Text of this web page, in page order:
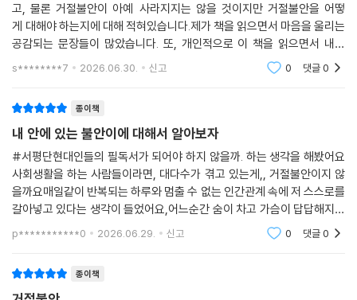
시하면서 동시에 실패의 책임을 100퍼센트 개인에게 전가한다.
저자는 오늘날 한국인이 두 가지 불안을 한 몸에 짊어지고 있다고 진단한
다. 한국인은 체면도 지켜야 하고, 능력도 증명해야 한다. 고개를 숙이면 당
의 모습은 거절불안이 사회와 얼마나 깊숙이 융합되어 있는지를 잘 보여준
다. 거절불안을 개인의 문제로 바라보기보다 사회적 차원에서 접근해야 하
는 이유이다.
생존을 위한 화재경보기에서
끊임없이 울려대는 고장 난 화재경보기로
병리현상으로 발전되곤 하는 거절불안이라는 감정은 왜 우리 모두에게 존
서 찾는다. 아프리카 사바나에서 홀로 남겨진다는 것은 사실상 사형선고였
다. 사자와 하이에나에게 혼자 있는 인간은 가장 쉬운 먹잇감이었다. 수백
고, 물론 거절불안이 아예 사라지지는 않을 것이지만 거절불안을 어떻
게 대해야 하는지에 대해 적혀있습니다.제가 책을 읽으면서 마음을 울리는
공감되는 문장들이 많았습니다. 또, 개인적으로 이 책을 읽으면서 내가
왜 거절불안을 느끼는지, 어떻게 해결해야하는지 잘 몰랐었는데 이 책을
s********7 2026.06.30. 신고 0 댓글0
종이책
내 안에 있는 불안이에 대해서 알아보자
#서평단현대인들의 필독서가 되어야 하지 않을까. 하는 생각을 해봤어요
사회생활을 하는 사람들이라면, 대다수가 겪고 있는게,, 거절불안이지 않
을까요매일같이 반복되는 하루와 멈출 수 없는 인간관계 속에 저 스스로를
갈아넣고 있다는 생각이 들었어요,어느순간 숨이 차고 가슴이 답답해지면
서버스에 앉아서 노래를 듣는데 나도 모르게 눈물이 흐르기도 했답니다..
(쑥스그러면서도 멈
p***********0 2026.06.29. 신고 0 댓글0
종이책